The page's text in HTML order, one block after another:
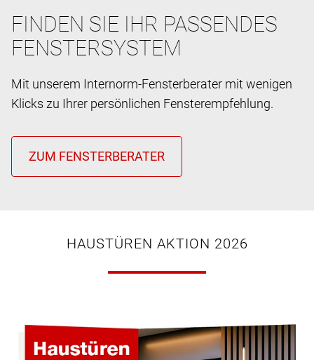
FINDEN SIE IHR PASSENDES
FENSTERSYSTEM
Mit unserem Internorm-Fensterberater mit wenigen
Klicks zu Ihrer persönlichen Fensterempfehlung.
HAUSTÜREN AKTION 2026